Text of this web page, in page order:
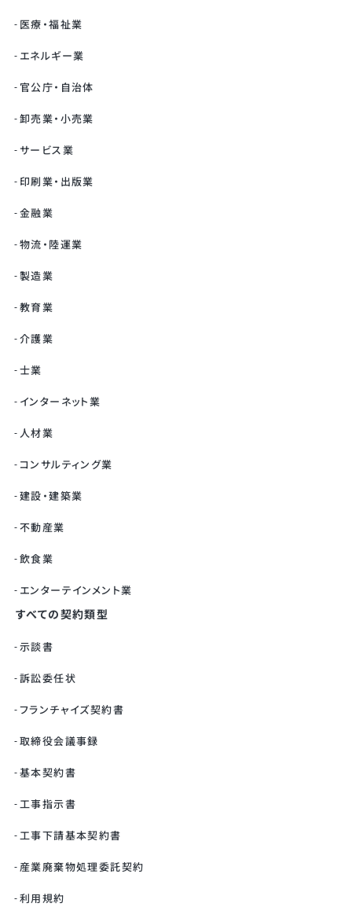
医療・福祉業
エネルギー業
官公庁・自治体
卸売業・小売業
サービス業
印刷業・出版業
金融業
物流・陸運業
製造業
教育業
介護業
士業
インターネット業
人材業
コンサルティング業
建設・建築業
不動産業
飲食業
エンターテインメント業
すべての契約類型
示談書
訴訟委任状
フランチャイズ契約書
取締役会議事録
基本契約書
工事指示書
工事下請基本契約書
産業廃棄物処理委託契約
利用規約